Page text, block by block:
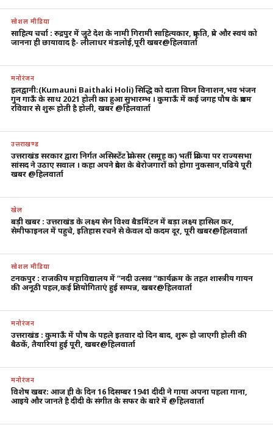
सोशल मीडिया
साहित्य चर्चा : रुद्रपुर में जुटे देश के नामी गिरामी साहित्यकार, प्रकृति, प्रेम और स्वयं को
जानना ही छायावाद है- लीलाधर मंडलोई,पूरी खबर@हिलवार्ता
मनोरंजन
हलद्वानी:(Kumauni Baithaki Holi) सिद्धि को दाता विघ्न विनाशन,भव भंजन
गुन गाऊँ के साथ 2021 होली का हुआ सुभारम्भ । कुमाऊँ में कई जगह पौष के प्रथम
रविवार से शुरू होती है होली, खबर @हिलवार्ता
उत्तराखण्ड
उत्तराखंड सरकार द्वारा निर्गत असिस्टेंट प्रोफेसर (समूह क) भर्ती प्रक्रिया पर राज्यसभा
सांसद ने उठाए सवाल । कहा अपने प्रदेश के बेरोजगारों को होगा नुकसान,पढिये पूरी
खबर @हिलवार्ता
खेल
बड़ी खबर : उत्तराखंड के लक्ष्य सेन विश्व बैडमिंटन में बड़ा लक्ष्य हासिल कर,
सेमीफाइनल में पहुचे, इतिहास रचने से केवल दो कदम दूर, पूरी खबर@हिलवार्ता
सोशल मीडिया
टनकपुर : राजकीय महाविद्यालय में “नदी उत्सव “कार्यक्रम के तहत शास्त्रीय गायन
की अनूठी पहल,कई प्रतियोगिताएं हुई सम्पन्न, खबर@हिलवार्ता
मनोरंजन
उत्तराखंड : कुमाऊँ में पौष के पहले इतवार दो दिन बाद, शुरू हो जाएगी होली की
बैठकें, तैयारियां हुई पूरी, खबर@हिलवार्ता
मनोरंजन
विशेष खबर: आज ही के दिन 16 दिसम्बर 1941 दीदी ने गाया अपना पहला गाना,
आइये और जानते है दीदी के संगीत के सफर के बारे में @हिलवार्ता